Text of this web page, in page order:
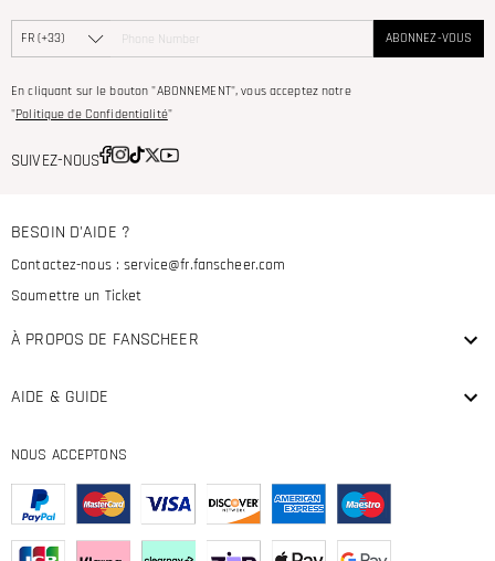
ABONNEZ-VOUS
En cliquant sur le bouton "ABONNEMENT", vous acceptez notre
"Politique de Confidentialité"
SUIVEZ-NOUS
BESOIN D'AIDE ?
Contactez-nous :service@fr.fanscheer.com
Soumettre un Ticket
À PROPOS DE FANSCHEER
AIDE & GUIDE
NOUS ACCEPTONS